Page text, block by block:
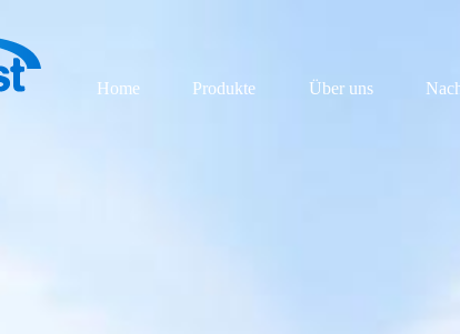
Home Produkte Über uns